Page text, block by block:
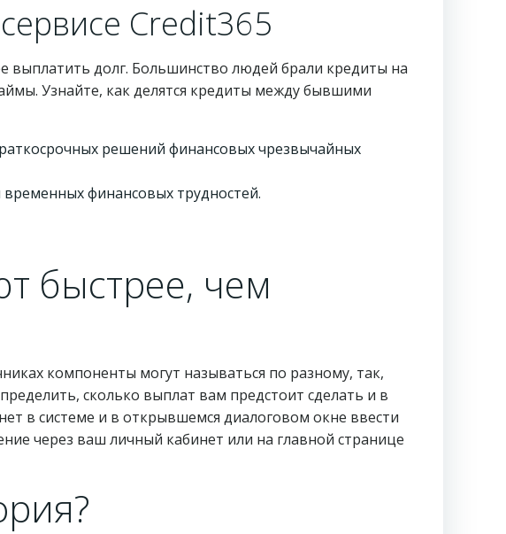
Credit365
выплатить долг. Большинство людей брали кредиты на
Узнайте, как делятся кредиты между бывшими
решений финансовых чрезвычайных
финансовых трудностей.
быстрее, чем
компоненты могут называться по разному, так,
сколько выплат вам предстоит сделать и в
в системе и в открывшемся диалоговом окне ввести
через ваш личный кабинет или на главной странице